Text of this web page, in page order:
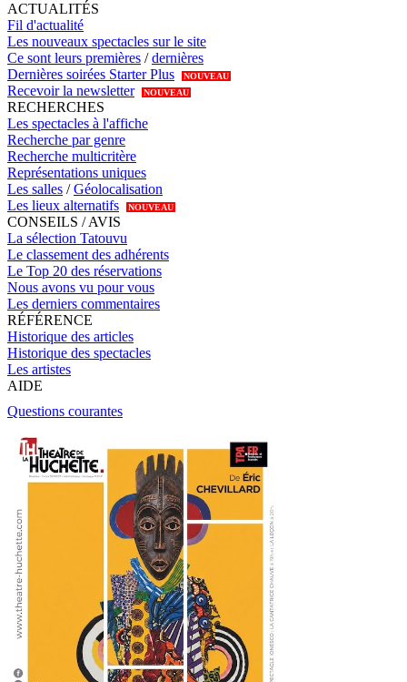
ACTUALITÉS
Fil d'actualité
Les nouveaux spectacles sur le site
Ce sont leurs premières /dernières
Dernières soirées Starter Plus
NOUVEAU
Recevoir la newsletter NOUVEAU
RECHERCHES
Les spectacles à l'affiche
Recherche par genre
Recherche multicritère
Représentations uniques
Les salles /Géolocalisation
Les lieux alternatifs
NOUVEAU
CONSEILS / AVIS
La sélection Tatouvu
Le classement des adhérents
Le Top 20 des réservations
Nous avons vu pour vous
Les derniers commentaires
RÉFÉRENCE
Historique des articles
Historique des spectacles
Les artistes
AIDE
Questions courantes